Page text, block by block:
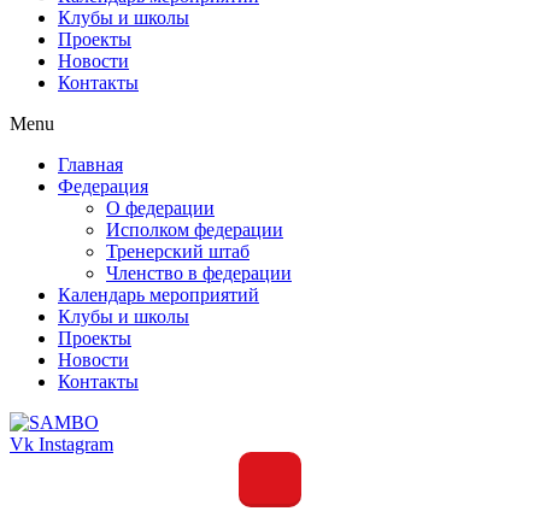
Клубы и школы
Проекты
Новости
Контакты
Menu
Главная
Федерация
О федерации
Исполком федерации
Тренерский штаб
Членство в федерации
Календарь мероприятий
Клубы и школы
Проекты
Новости
Контакты
Vk Instagram